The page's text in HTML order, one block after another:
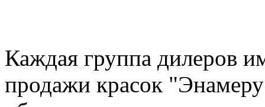
Каждая группа дилеров
продажи красок